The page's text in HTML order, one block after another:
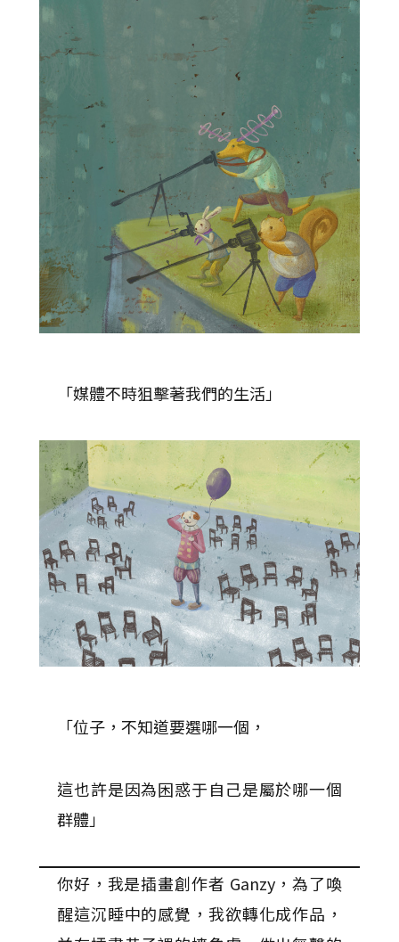
「媒體不時狙擊著我們的生活」
「位子，不知道要選哪一個，
這也許是因為困惑于自己是屬於哪一個
群體」
你好，我是插畫創作者 Ganzy，為了喚
醒這沉睡中的感覺，我欲轉化成作品，